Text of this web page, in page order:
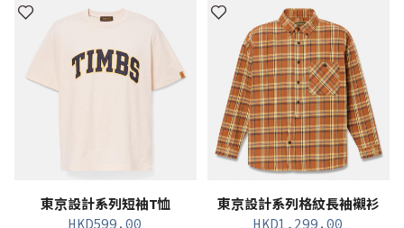
東京設計系列短袖T恤
HKD599.00
東京設計系列格紋長袖襯衫
HKD1,299.00